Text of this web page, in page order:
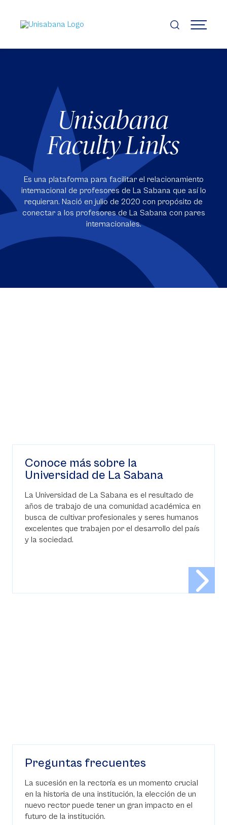
contenido
principal
MENÚ
Unisabana
Faculty Links
Es una plataforma para facilitar el relacionamiento
internacional de profesores de La Sabana que así lo
requieran. Nació en julio de 2020 con propósito de
conectar a los profesores de La Sabana con pares
internacionales.
Conoce más sobre la
Universidad de La Sabana
La Universidad de La Sabana es el resultado de
años de trabajo de una comunidad académica en
busca de cultivar profesionales y seres humanos
excelentes que trabajen por el desarrollo del país
y la sociedad.
Preguntas frecuentes
La sucesión en la rectoría es un momento crucial
en la historia de una institución, la elección de un
nuevo rector puede tener un gran impacto en el
futuro de la institución.